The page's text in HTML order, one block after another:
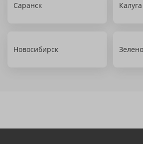
Саранск Калуга
Новосибирск